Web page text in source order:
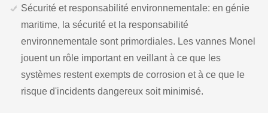
Sécurité et responsabilité environnementale: en génie
maritime, la sécurité et la responsabilité
environnementale sont primordiales. Les vannes Monel
jouent un rôle important en veillant à ce que les
systèmes restent exempts de corrosion et à ce que le
risque d'incidents dangereux soit minimisé.